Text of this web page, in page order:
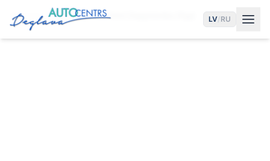
LV/RU
Sākums Pakalpojumi Ford Diagnostika Rīgā